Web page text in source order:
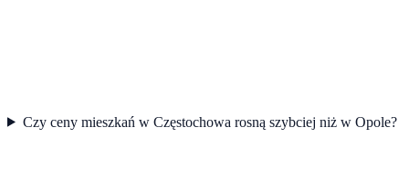
Czy ceny mieszkań w Częstochowa rosną szybciej niż w Opole?